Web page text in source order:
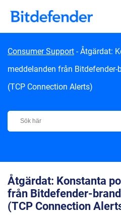
Consumer Support -Åtgärdat:
meddelanden från
(TCP Connection Alerts)
Bitdefender Support Center
Åtgärdat: Konstanta
från Bitdefender-
(TCP Connection